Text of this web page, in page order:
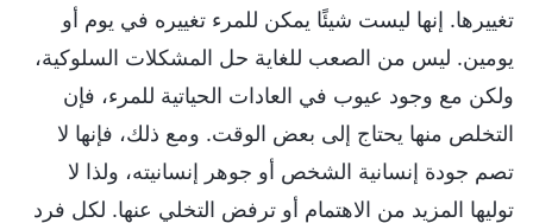
تغييرها. إنها ليست شيئًا يمكن للمرء تغييره في يوم أو
يومين. ليس من الصعب للغاية حل المشكلات السلوكية،
ولكن مع وجود عيوب في العادات الحياتية للمرء، فإن
التخلص منها يحتاج إلى بعض الوقت. ومع ذلك، فإنها لا
تصم جودة إنسانية الشخص أو جوهر إنسانيته، ولذا لا
توليها المزيد من الاهتمام أو ترفض التخلي عنها. لكل فرد